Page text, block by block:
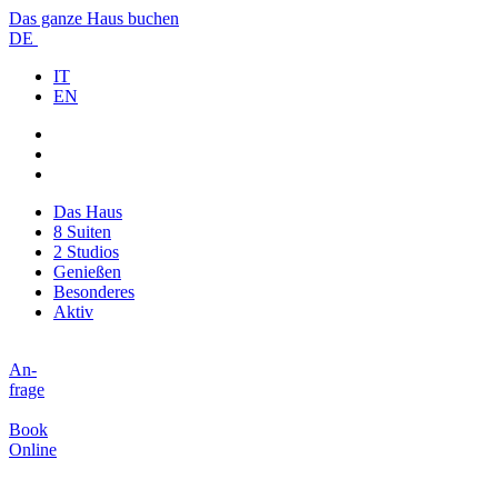
Das ganze Haus buchen
DE
IT
EN
Das Haus
8 Suiten
2 Studios
Genießen
Besonderes
Aktiv
An-
frage
Book
Online